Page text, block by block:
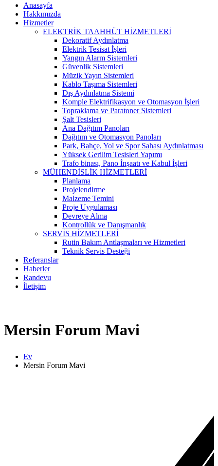
Anasayfa
Hakkımızda
Hizmetler
ELEKTRİK TAAHHÜT HİZMETLERİ
Dekoratif Aydınlatma
Elektrik Tesisat İşleri
Yangın Alarm Sistemleri
Güvenlik Sistemleri
Müzik Yayın Sistemleri
Kablo Taşıma Sistemleri
Dış Aydınlatma Sistemi
Komple Elektrifikasyon ve Otomasyon İşleri
Topraklama ve Paratoner Sistemleri
Şalt Tesisleri
Ana Dağıtım Panoları
Dağıtım ve Otomasyon Panoları
Park, Bahçe, Yol ve Spor Sahası Aydınlatması
Yüksek Gerilim Tesisleri Yapımı
Trafo binası, Pano İnşaatı ve Kabul İşleri
MÜHENDİSLİK HİZMETLERİ
Planlama
Projelendirme
Malzeme Temini
Proje Uygulaması
Devreye Alma
Kontrollük ve Danışmanlık
SERVİS HİZMETLERİ
Rutin Bakım Antlaşmaları ve Hizmetleri
Teknik Servis Desteği
Referanslar
Haberler
Randevu
İletişim
Mersin Forum Mavi
Ev
Mersin Forum Mavi